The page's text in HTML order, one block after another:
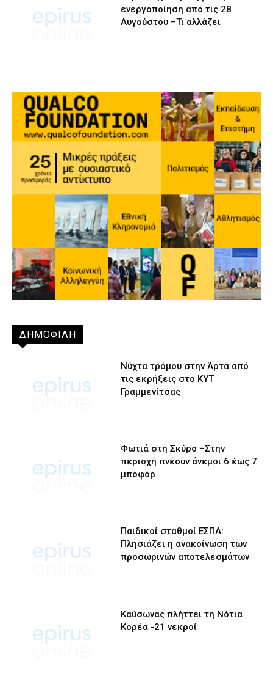
ενεργοποίηση από τις 28
Αυγούστου –Τι αλλάζει
ΔΗΜΟΦΙΛΗ
Νύχτα τρόμου στην Άρτα από
τις εκρήξεις στο ΚΥΤ
Γραμμενίτσας
Φωτιά στη Σκύρο –Στην
περιοχή πνέουν άνεμοι 6 έως 7
μποφόρ
Παιδικοί σταθμοί ΕΣΠΑ:
Πλησιάζει η ανακοίνωση των
προσωρινών αποτελεσμάτων
Καύσωνας πλήττει τη Νότια
Κορέα -21 νεκροί